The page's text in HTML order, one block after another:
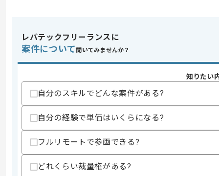
ム
特徴 20代活躍中 , 30代活躍
スキル
・HTML5, CSS3, JavaScriptを利用した
歓迎スキル
・ReactまたはVue.jsを用いた開発経験2
・計測ツールを用いたパフォーマンス
・WEBブラウザゲームの実務経験
レバテックフリーランスに
案件について 聞いてみませんか？
知りたい
自分のスキルでどんな案件がある?
自分の経験で単価はいくらになる?
フルリモートで参画できる?
どれくらい裁量権がある?